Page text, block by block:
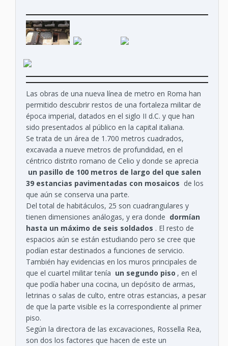
Las obras de una nueva línea de metro en Roma han
permitido descubrir restos de una fortaleza militar de
época imperial, datados en el siglo II d.C. y que han
sido presentados al público en la capital italiana.
Se trata de un área de 1.700 metros cuadrados,
excavada a nueve metros de profundidad, en el
céntrico distrito romano de Celio y donde se aprecia
un pasillo de 100 metros de largo del que salen
39 estancias pavimentadas con mosaicos de los
que aún se conserva una parte.
Del total de habitáculos, 25 son cuadrangulares y
tienen dimensiones análogas, y era donde dormían
hasta un máximo de seis soldados . El resto de
espacios aún se están estudiando pero se cree que
podían estar destinados a funciones de servicio.
También hay evidencias en los muros principales de
que el cuartel militar tenía un segundo piso , en el
que podía haber una cocina, un depósito de armas,
letrinas o salas de culto, entre otras estancias, a pesar
de que la parte visible es la correspondiente al primer
piso.
Según la directora de las excavaciones, Rossella Rea,
son dos los factores que hacen de este un